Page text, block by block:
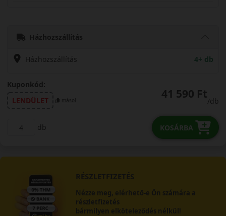
Házhozszállítás
Házhozszállítás 4+ db
Kuponkód:
LENDÜLET
másol 41 590 Ft
/db
db KOSÁRBA
RÉSZLETFIZETÉS
Nézze meg, elérhető-e Ön számára a
részletfizetés
bármilyen elköteleződés nélkül!